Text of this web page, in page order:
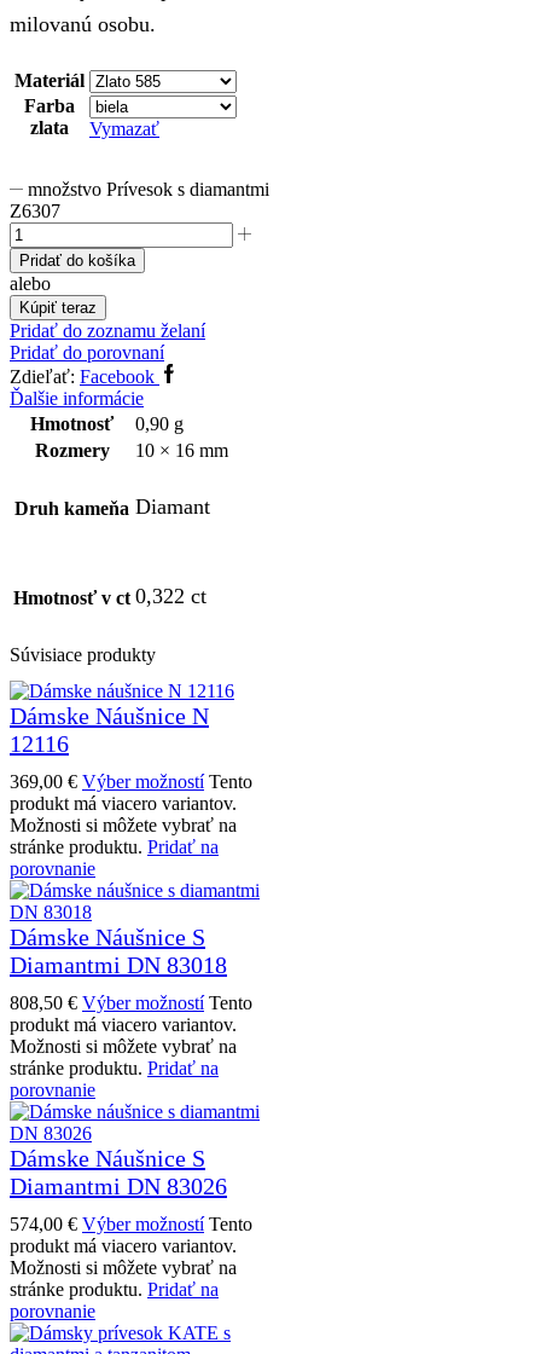
milovanú osobu.
Materiál
Farba
zlata
Vymazať
množstvo Prívesok s diamantmi
Z6307
Pridať do košíka
alebo
Kúpiť teraz
Pridať do zoznamu želaní
Pridať do porovnaní
Zdieľať: Facebook
Ďalšie informácie
Hmotnosť
0,90 g
Rozmery
10 × 16 mm
Druh kameňa Diamant
Hmotnosť v ct 0,322 ct
Súvisiace produkty
Dámske Náušnice N
12116
369,00 € Výber možností Tento
produkt má viacero variantov.
Možnosti si môžete vybrať na
stránke produktu. Pridať na
porovnanie
Dámske Náušnice S
Diamantmi DN 83018
808,50 € Výber možností Tento
produkt má viacero variantov.
Možnosti si môžete vybrať na
stránke produktu. Pridať na
porovnanie
Dámske Náušnice S
Diamantmi DN 83026
574,00 € Výber možností Tento
produkt má viacero variantov.
Možnosti si môžete vybrať na
stránke produktu. Pridať na
porovnanie